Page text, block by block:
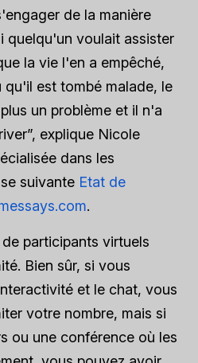
de la manière
quelqu'un voulait assister
la vie l'en a empêché,
est tombé malade, le
un problème et il n'a
explique Nicole
dans les
suivante Etat de
.
participants virtuels
Bien sûr, si vous
et le chat, vous
votre nombre, mais si
ou une conférence où les